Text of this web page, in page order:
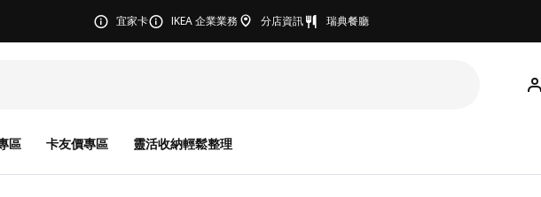
宜家卡 IKEA 企業業務 分店資訊 瑞典餐廳
區 卡友價專區 靈活收納輕鬆整理